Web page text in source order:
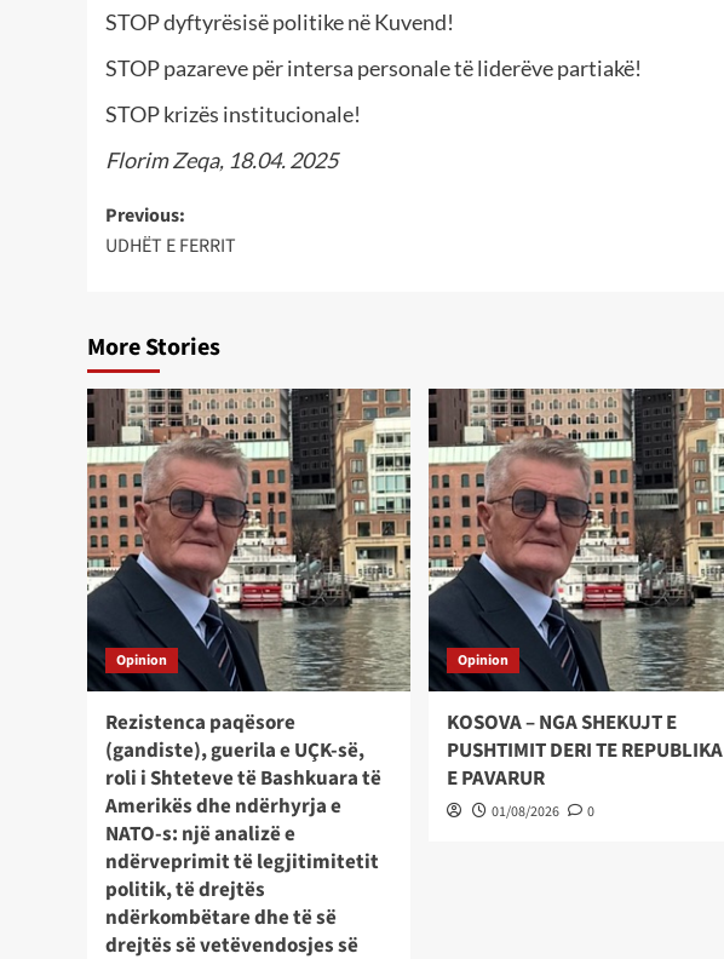
STOP dyftyrësisë politike në Kuvend!
STOP pazareve për intersa personale të liderëve partiakë!
STOP krizës institucionale!
Florim Zeqa, 18.04. 2025
Post
navigation
Previous:
UDHËT E FERRIT
More Stories
Opinion
Rezistenca paqësore
(gandiste), guerila e UÇK-së,
roli i Shteteve të Bashkuara të
Amerikës dhe ndërhyrja e
NATO-s: një analizë e
ndërveprimit të legjitimitetit
politik, të drejtës
ndërkombëtare dhe të së
drejtës së vetëvendosjes së
Opinion
KOSOVA – NGA SHEKUJT E
PUSHTIMIT DERI TE REPUBLIKA
E PAVARUR
01/08/2026 0